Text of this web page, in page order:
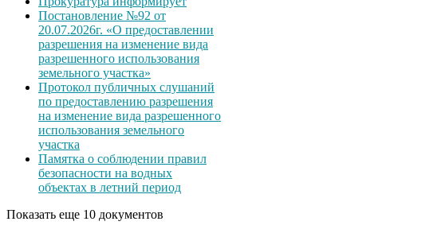
Постановление №92 от
20.07.2026г. «О предоставлении
разрешения на изменение вида
разрешенного использования
земельного участка»
Протокол публичных слушаний
по предоставлению разрешения
на изменение вида разрешенного
использования земельного
участка
Памятка о соблюдении правил
безопасности на водных
объектах в летний период
Показать еще 10 документов